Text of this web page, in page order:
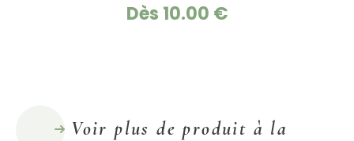
Dès 10.00 €
Voir plus de produit à la